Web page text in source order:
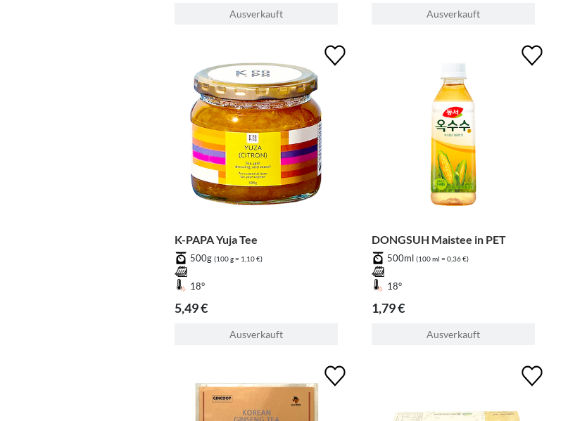
Ausverkauft Ausverkauft
K-PAPA Yuja Tee
500g (100 g = 1,10 €)
18°
5,49 €
Ausverkauft
DONGSUH Maistee in PET
500ml (100 ml = 0,36 €)
18°
1,79 €
Ausverkauft